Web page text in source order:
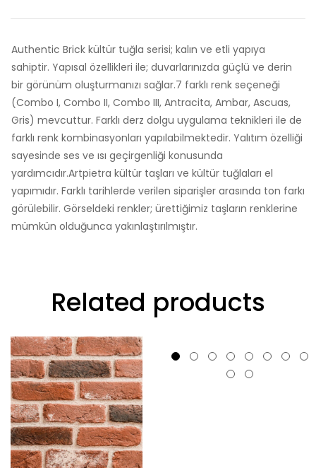
Authentic Brick kültür tuğla serisi; kalın ve etli yapıya
sahiptir. Yapısal özellikleri ile; duvarlarınızda güçlü ve derin
bir görünüm oluşturmanızı sağlar.7 farklı renk seçeneği
(Combo I, Combo II, Combo III, Antracita, Ambar, Ascuas,
Gris) mevcuttur. Farklı derz dolgu uygulama teknikleri ile de
farklı renk kombinasyonları yapılabilmektedir. Yalıtım özelliği
sayesinde ses ve ısı geçirgenliği konusunda
yardımcıdır.Artpietra kültür taşları ve kültür tuğlaları el
yapımıdır. Farklı tarihlerde verilen siparişler arasında ton farkı
görülebilir. Görseldeki renkler; ürettiğimiz taşların renklerine
mümkün olduğunca yakınlaştırılmıştır.
Related products